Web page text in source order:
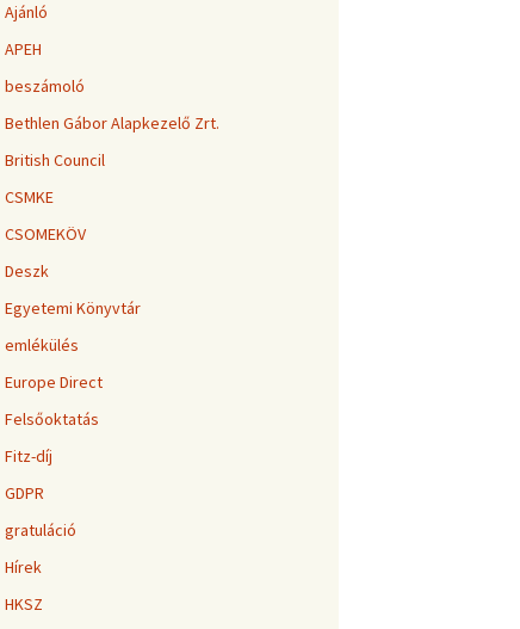
Ajánló
APEH
beszámoló
Bethlen Gábor Alapkezelő Zrt.
British Council
CSMKE
CSOMEKÖV
Deszk
Egyetemi Könyvtár
emlékülés
Europe Direct
Felsőoktatás
Fitz-díj
GDPR
gratuláció
Hírek
HKSZ